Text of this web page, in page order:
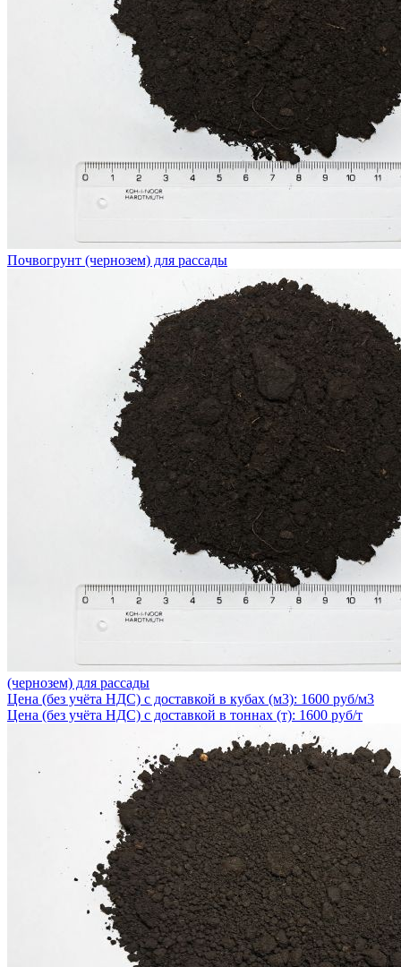
Почвогрунт (чернозем) для рассады
(чернозем) для рассады
Цена (без учёта НДС) с доставкой в кубах (м3): 1600 руб/м3
Цена (без учёта НДС) с доставкой в тоннах (т): 1600 руб/т